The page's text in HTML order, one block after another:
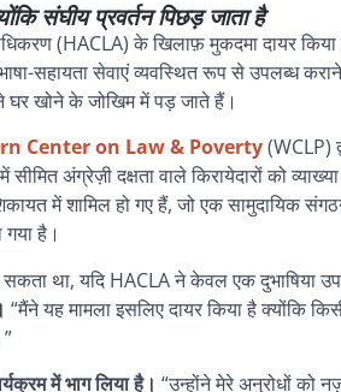
संघीय प्रवर्तन पिछड़ जाता है
(HACLA) के खिलाफ़ मुकदमा दायर
सहायता सेवाएं व्यवस्थित रूप से उपलब्ध
घर खोने के जोखिम में पड़ जाते हैं।
Center on Law & Poverty(WCLP)
अंग्रेज़ी दक्षता वाले किरायेदारों को
मेंशामिलहोगएहैं,जोएकसामुदायिक
गयाहै ।
था, यदि HACLA ने केवल एक दुभाषिया
“मैंने यह मामला इसलिए दायर किया है क्योंकि
में भाग लिया है। “उन्होंने मेरे अनुरोधों को